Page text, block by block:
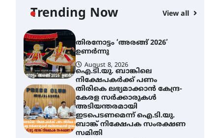
Trending Now View all
August 9, 2026
തിരനോട്ടം ‘അരങ്ങ് 2026’
ഉണർന്നു
August 8, 2026
ഐ.ടി.യു. ബാങ്കിലെ
നിക്ഷേപകർക്ക് പണം
തിരികെ ലഭ്യമാക്കാൻ കേന്ദ്ര-
കേരള സർക്കാരുകൾ
അടിയന്തരമായി
ഇടപെടണമെന്ന് ഐ.ടി.യു.
ബാങ്ക് നിക്ഷേപക സംരക്ഷണ
സമിതി